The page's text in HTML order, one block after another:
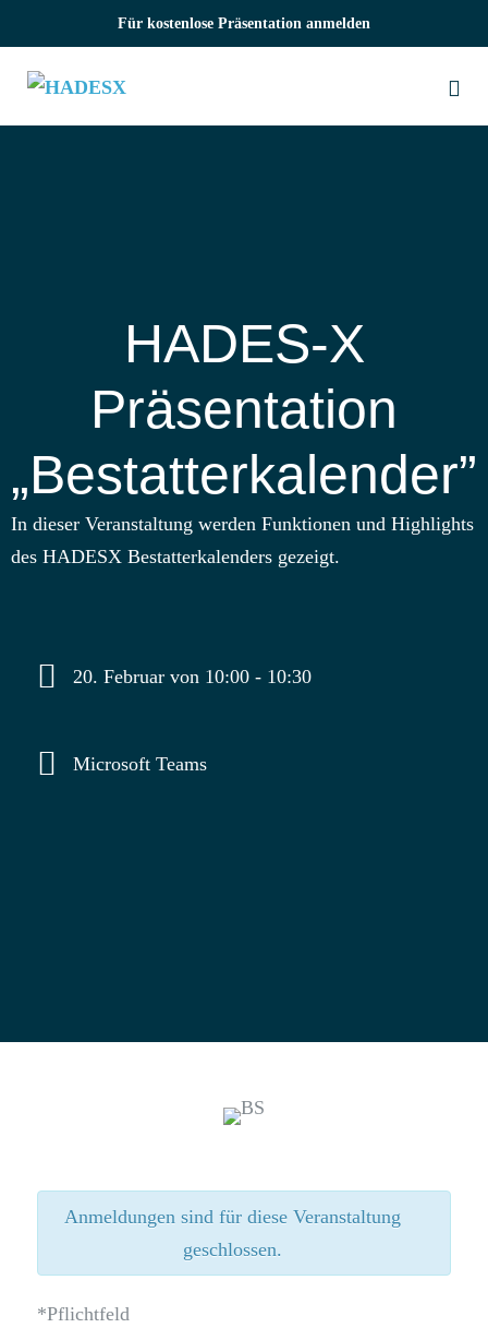
Inhalt
springen
Für kostenlose Präsentation anmelden
HADES‑X
Präsentation
„Bestatterkalender”
In dieser Veranstaltung werden Funktionen und Highlights
des HADESX Bestatterkalenders gezeigt.
20. Februar von 10:00 - 10:30
Microsoft Teams
Anmeldungen sind für diese Veranstaltung
geschlossen.
*Pflichtfeld